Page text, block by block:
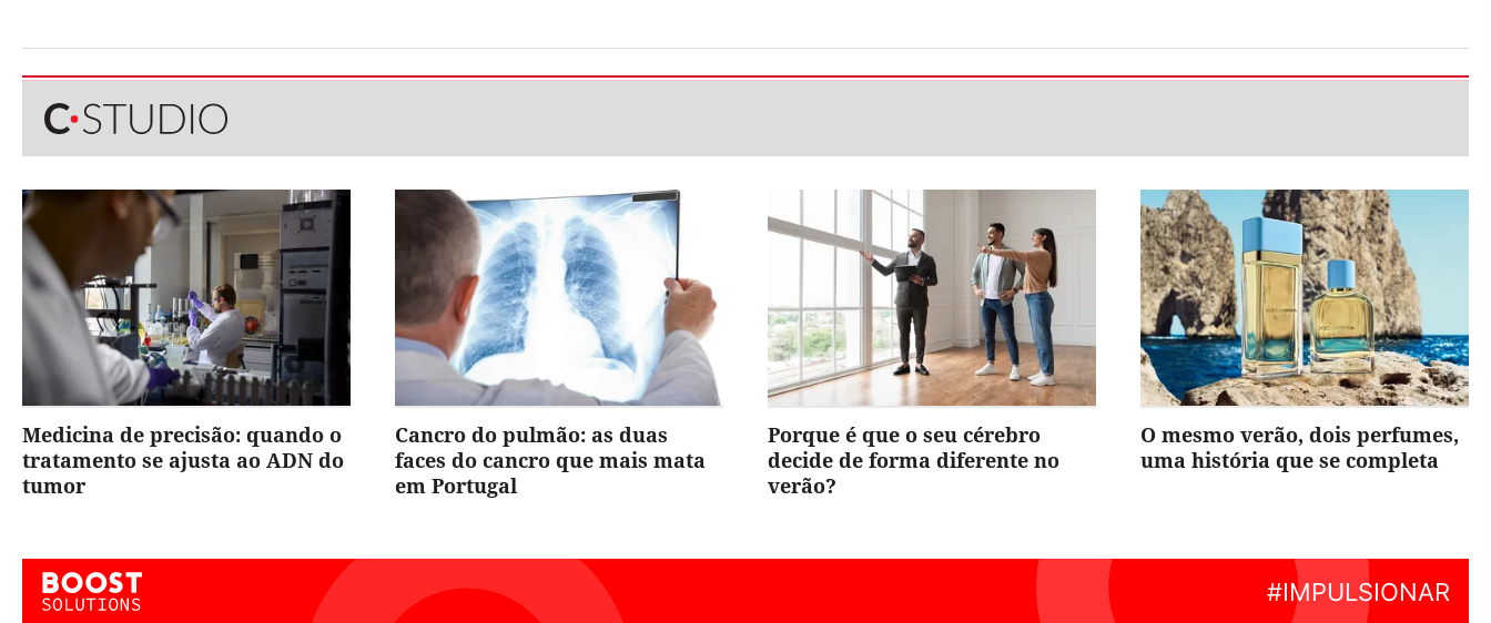
Medicina de precisão: quando o
tratamento se ajusta ao ADN do
tumor
Cancro do pulmão: as duas
faces do cancro que mais mata
em Portugal
Porque é que o seu cérebro
decide de forma diferente no
verão?
O mesmo verão, dois perfumes,
uma história que se completa